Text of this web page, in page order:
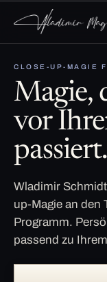
CLOSE-UP-MAGIE
Magie,
vor
passiert.
Wladimir
up-Magie an den
Programm.
passend zu